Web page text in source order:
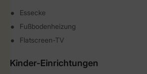
Essecke
Fußbodenheizung
Flatscreen-TV
Kinder-Einrichtungen